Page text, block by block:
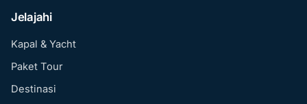
Jelajahi
Kapal & Yacht
Paket Tour
Destinasi